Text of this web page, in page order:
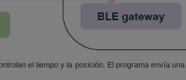
el tiempo y la posición. El programa envía